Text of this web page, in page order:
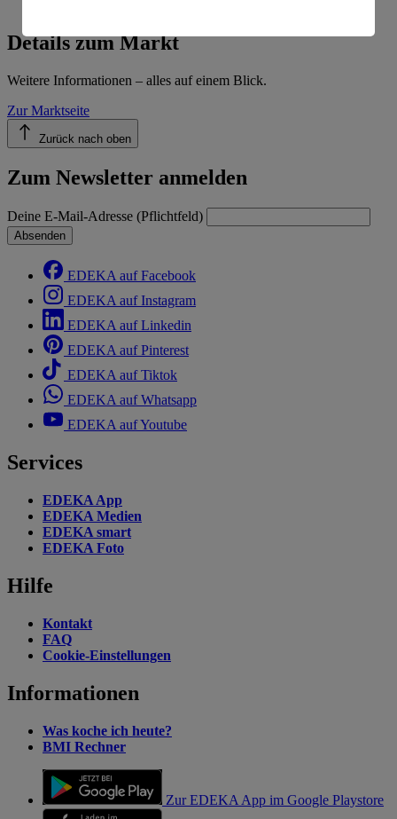
Details zum Markt
Weitere Informationen – alles auf einem Blick.
Zur Marktseite
Zurück nach oben
Zum Newsletter anmelden
Deine E-Mail-Adresse (Pflichtfeld)
Absenden
EDEKA auf Facebook
EDEKA auf Instagram
EDEKA auf Linkedin
EDEKA auf Pinterest
EDEKA auf Tiktok
EDEKA auf Whatsapp
EDEKA auf Youtube
Services
EDEKA App
EDEKA Medien
EDEKA smart
EDEKA Foto
Hilfe
Kontakt
FAQ
Cookie-Einstellungen
Informationen
Was koche ich heute?
BMI Rechner
Zur EDEKA App im Google Playstore
Informationen zum Herausgeber der Seite findest du